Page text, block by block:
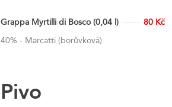
Grappa Myrtilli di Bosco (0,04 l)
80 Kč
40% - Marcatti (borůvková)
Pivo